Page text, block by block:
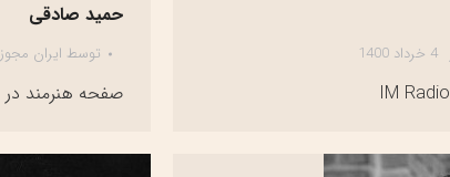
حمید صادقی
توسط ایران مجوز
صفحه هنرمند در IM Radio
4 خرداد 1400